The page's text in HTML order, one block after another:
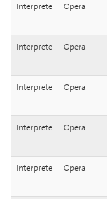
Interprete Opera
Interprete Opera
Interprete Opera
Interprete Opera
Interprete Opera